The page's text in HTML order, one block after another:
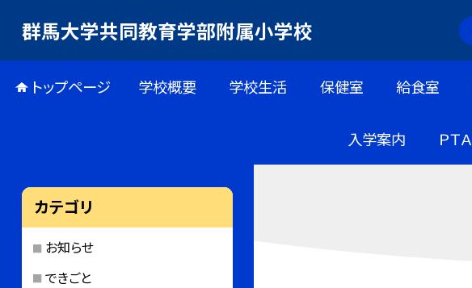
群馬大学共同教育学部附属小学校
トップページ 学校概要 学校生活 保健室 給食室
入学案内 ＰＴＡ
カテゴリ
お知らせ
できごと